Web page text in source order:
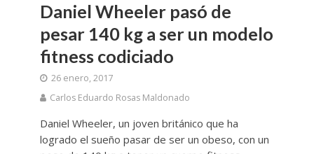
Daniel Wheeler pasó de
pesar 140 kg a ser un modelo
fitness codiciado
26 enero, 2017
Carlos Eduardo Rosas Maldonado
Daniel Wheeler, un joven británico que ha
logrado el sueño pasar de ser un obeso, con un